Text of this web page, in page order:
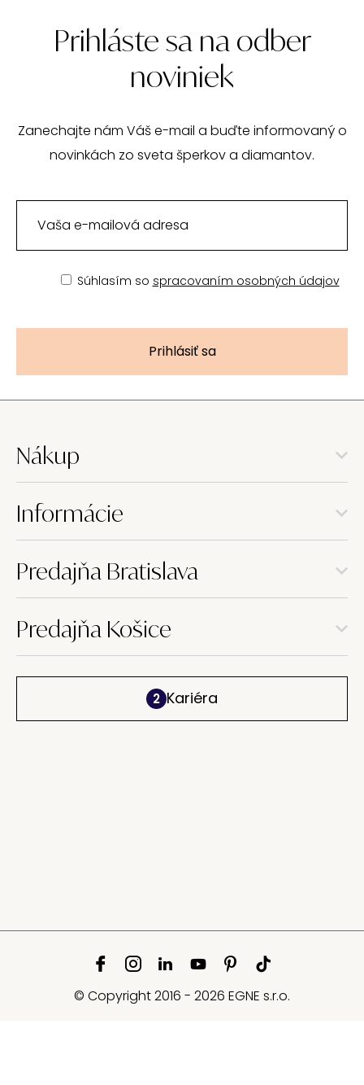
Prihláste sa na odber
noviniek
Zanechajte nám Váš e-mail a buďte informovaný o
novinkách zo sveta šperkov a diamantov.
Súhlasím so spracovaním osobných údajov
Prihlásiť sa
Nákup
Informácie
Predajňa Bratislava
Predajňa Košice
2 Kariéra
© Copyright 2016 - 2026 EGNE s.r.o.